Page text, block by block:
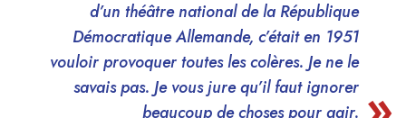
d’un théâtre national de la République
Démocratique Allemande, c’était en 1951
vouloir provoquer toutes les colères. Je ne le
savais pas. Je vous jure qu’il faut ignorer
beaucoup de choses pour agir.